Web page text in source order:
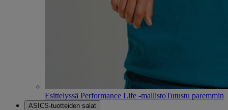
Esittelyssä Performance Life -mallistoTutustu paremmin
ASICS-tuotteiden salat